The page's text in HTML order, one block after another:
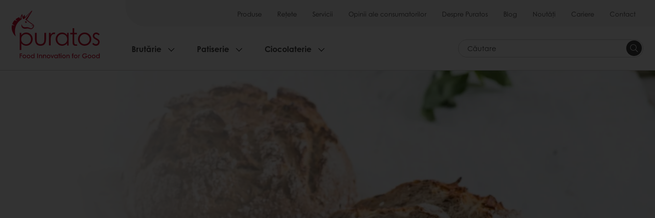
Produse Rețete Servicii Opinii ale consumatorilor Despre Puratos Blog Noutăți Cariere Contact
Brutărie Patiserie Ciocolaterie Căutare